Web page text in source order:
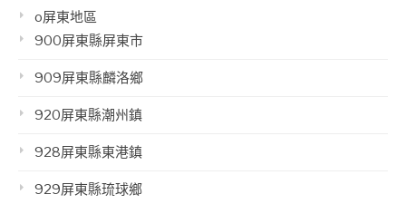
o屏東地區
900屏東縣屏東市
909屏東縣麟洛鄉
920屏東縣潮州鎮
928屏東縣東港鎮
929屏東縣琉球鄉